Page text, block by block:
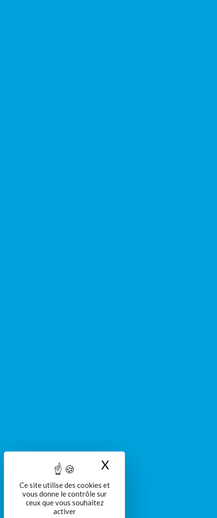
Ce site utilise des cookies et
vous donne le contrôle sur
ceux que vous souhaitez
activer
X